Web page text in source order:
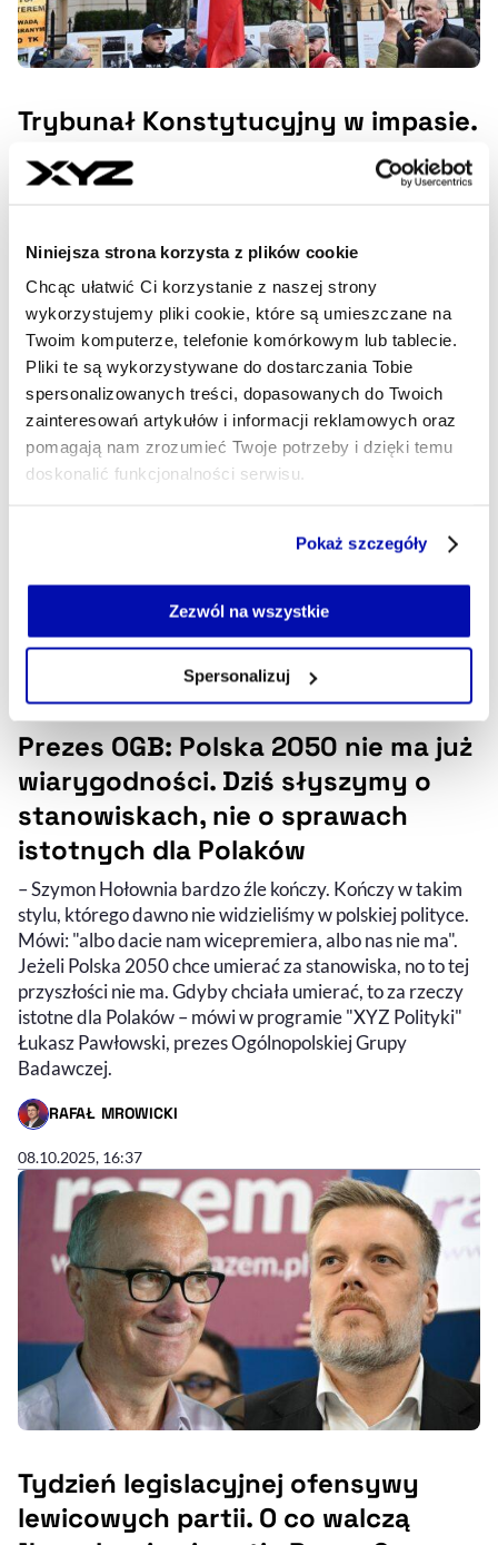
Niniejsza strona korzysta z plików cookie
Chcąc ułatwić Ci korzystanie z naszej strony
wykorzystujemy pliki cookie, które są umieszczane na
Twoim komputerze, telefonie komórkowym lub tablecie.
Pliki te są wykorzystywane do dostarczania Tobie
spersonalizowanych treści, dopasowanych do Twoich
zainteresowań artykułów i informacji reklamowych oraz
pomagają nam zrozumieć Twoje potrzeby i dzięki temu
doskonalić funkcjonalności serwisu.
Jeżeli nie wyrażasz zgody na zapisywanie plików cookie,
możesz łatwo zarządzać swoimi uprawnieniami, np. we
własnej przeglądarce internetowej lub po wybraniu opcji
naszejPolityce Prywatności.
Pokaż szczegóły
Zezwól na wszystkie
Spersonalizuj
Trybunał Konstytucyjny w impasie.
Spór trwa, ale polityczne zyski
maleją
Konstytucyjnego coraz mniej przypomina spór o prawo, a
coraz bardziej – o narrację. Choć ponad połowa Polaków
opowiada się za zaprzysiężeniem sędziów, żadna ze stron
nie zbliża się do przełomu.
RAFAŁ MROWICKI
- AUTOR ARTYKUŁU - PROFIL
16.04.2026, 05:00
CZAS TRWANIA
27:53
Prezes OGB: Polska 2050 nie ma już
wiarygodności. Dziś słyszymy o
stanowiskach, nie o sprawach
istotnych dla Polaków
Audycja do słuchania (podcast)
Nagranie wideo
– Szymon Hołownia bardzo źle kończy. Kończy w takim
stylu, którego dawno nie widzieliśmy w polskiej polityce.
Mówi: "albo dacie nam wicepremiera, albo nas nie ma".
Jeżeli Polska 2050 chce umierać za stanowiska, no to tej
przyszłości nie ma. Gdyby chciała umierać, to za rzeczy
istotne dla Polaków – mówi w programie "XYZ Polityki"
Łukasz Pawłowski, prezes Ogólnopolskiej Grupy
Badawczej.
RAFAŁ MROWICKI
- AUTOR ARTYKUŁU - PROFIL
08.10.2025, 16:37
Tydzień legislacyjnej ofensywy
lewicowych partii. O co walczą